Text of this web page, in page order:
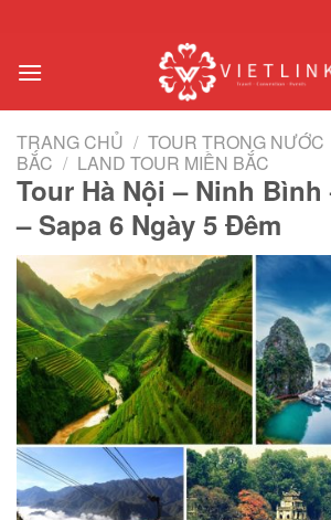
nội
TRANG CHỦ / TOUR TRONG NƯỚC
BẮC / LAND TOUR MIỀN BẮC
Tour Hà Nội – Ninh Bình
– Sapa 6 Ngày 5 Đêm